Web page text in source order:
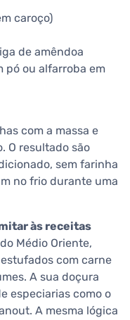
caroço)
de amêndoa
pó ou alfarroba em
com a massa e
O resultado são
sem farinha
no frio durante uma
às receitas
Médio Oriente,
com carne
A sua doçura
especiarias como o
A mesma lógica